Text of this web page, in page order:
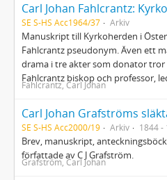
Carl Johan Fahlcrantz:
SE S-HS Acc1964/37 Arkiv
Manuskript till Kyrkoherden i
Fahlcrantz pseudonym. Även ett
drama i tre akter som donator tror
Fahlcrantz biskop och professor,
Fahlcrantz, Carl Johan
Carl Johan Grafströms
SE S-HS Acc2000/19 Arkiv 1844 -
Brev, manuskript,
författade av C J Grafström.
Grafström, Carl Johan